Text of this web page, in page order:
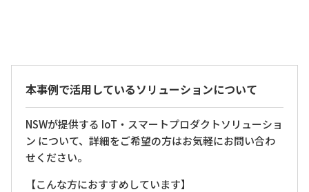
本事例で活用しているソリューションについて
NSWが提供する IoT・スマートプロダクトソリューショ
ン について、詳細をご希望の方はお気軽にお問い合わ
せください。
【こんな方におすすめしています】